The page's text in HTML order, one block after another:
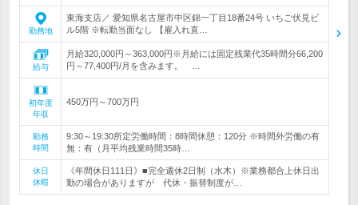
勤務地
東海支店／ 愛知県名古屋市中区錦一丁目18番24号 いちご伏見ビ
ル5階 ※転勤当面なし 【雇入れ直…
給与
月給320,000円～363,000円※月給には固定残業代35時間分66,200
円～77,400円/月を含みます。 …
初年度
年収
450万円～700万円
勤務
時間
9:30～19:30所定労働時間：8時間休憩：120分 ※時間外労働の有
無：有（月平均残業時間35時…
休日
休暇
《年間休日111日》■完全週休2日制（水木）※業務都合上休日出
勤の場合がありますが 代休・振替制度が…